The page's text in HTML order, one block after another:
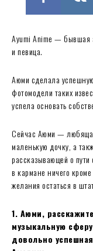
Ayumi Anime — бывшая
и певица.
Аюми сделала
фотомодели таких
успела основать
Сейчас Аюми —
маленькую дочку, а
рассказывающей о
в кармане ничего
желания остаться в
1. Аюми,
музыкальную
довольно